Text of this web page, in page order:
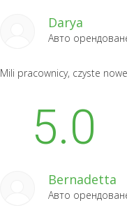
Darya
Авто орендоване
Mili pracownicy, czyste
5.0
Bernadetta
Авто орендоване